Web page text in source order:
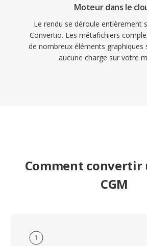
Moteur dans le
Le rendu se déroule entièrement
Convertio. Les métafichiers
de nombreux éléments graphiques
aucune charge sur votre
Comment
CGM
1